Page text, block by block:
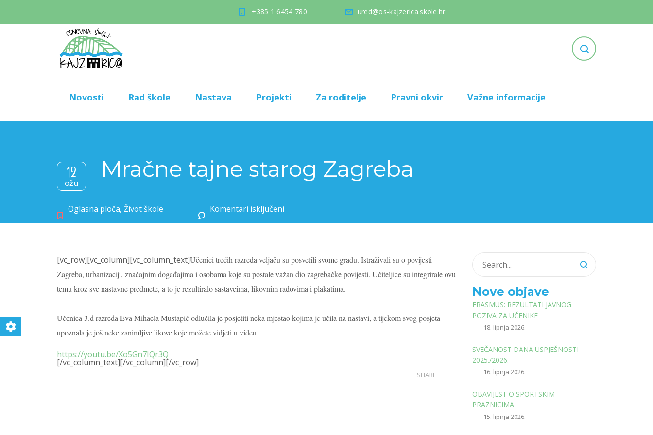
+385 1 6454 780 ured@os-kajzerica.skole.hr
Novosti Rad škole Nastava Projekti Za roditelje Pravni okvir Važne informacije
12
ožu
Mračne tajne starog Zagreba
Oglasna ploča, Život škole Komentari isključeni
[vc_row][vc_column][vc_column_text]Učenici trećih razreda veljaču su posvetili svome gradu. Istraživali su o povijesti
Zagreba, urbanizaciji, značajnim događajima i osobama koje su postale važan dio zagrebačke povijesti. Učiteljice su integrirale ovu
temu kroz sve nastavne predmete, a to je rezultiralo sastavcima, likovnim radovima i plakatima.
Učenica 3.d razreda Eva Mihaela Mustapić odlučila je posjetiti neka mjestao kojima je učila na nastavi, a tijekom svog posjeta
upoznala je još neke zanimljive likove koje možete vidjeti u videu.
https://youtu.be/Xo5Gn7IQr3Q
[/vc_column_text][/vc_column][/vc_row]
SHARE
Nove objave
ERASMUS: REZULTATI JAVNOG
POZIVA ZA UČENIKE
18. lipnja 2026.
SVEČANOST DANA USPJEŠNOSTI
2025./2026.
16. lipnja 2026.
OBAVIJEST O SPORTSKIM
PRAZNICIMA
15. lipnja 2026.